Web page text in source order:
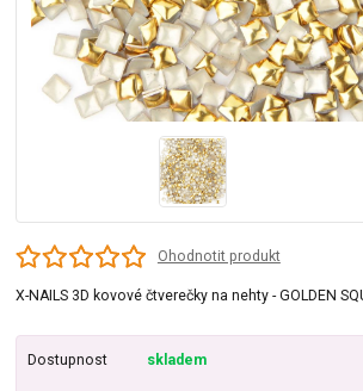
Ohodnotit produkt
X-NAILS 3D kovové čtverečky na nehty - GOLDEN
Dostupnost skladem